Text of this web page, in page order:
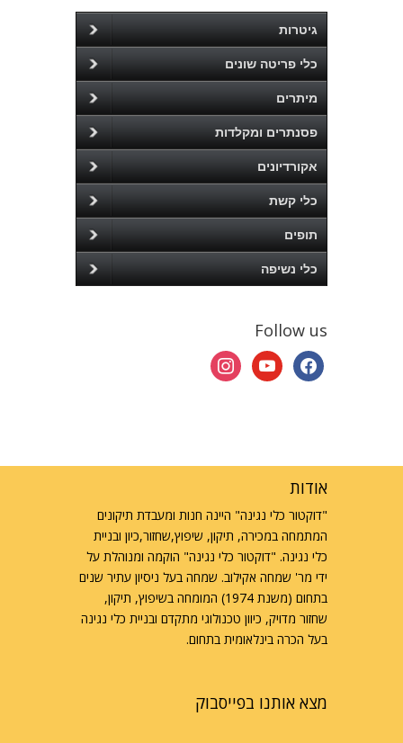
גיטרות
כלי פריטה שונים
מיתרים
פסנתרים ומקלדות
אקורדיונים
כלי קשת
תופים
כלי נשיפה
Follow us
facebook
youtube
instagram
אודות
"דוקטור כלי נגינה" היינה חנות ומעבדת תיקונים
המתמחה במכירה, תיקון, שיפוץ,שחזור,כיון ובניית
כלי נגינה. "דוקטור כלי נגינה" הוקמה ומנוהלת על
ידי מר' שמחה אקילוב. שמחה בעל ניסיון עתיר שנים
בתחום (משנת 1974) המומחה בשיפוץ, תיקון,
שחזור מדויק, כיוון טכנולוגי מתקדם ובניית כלי נגינה
בעל הכרה בינלאומית בתחום.
מצא אותנו בפייסבוק